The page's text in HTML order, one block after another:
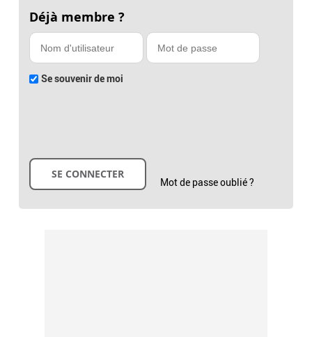
Déjà membre ?
Se souvenir de moi
Mot de passe oublié ?